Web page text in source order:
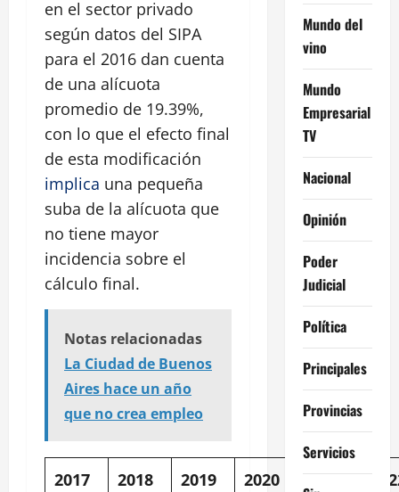
en el sector privado
según datos del SIPA
para el 2016 dan cuenta
de una alícuota
promedio de 19.39%,
con lo que el efecto final
de esta modificación
implica una pequeña
suba de la alícuota que
no tiene mayor
incidencia sobre el
cálculo final.
Notas relacionadas
La Ciudad de Buenos
Aires hace un año
que no crea empleo
2017 2018 2019 2020 2021
Mundo del
vino
Mundo
Empresarial
TV
Nacional
Opinión
Poder
Judicial
Política
Principales
Provincias
Servicios